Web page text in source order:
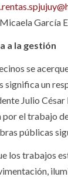
García
a la gestión
se
significa un
Julio César
por el trabajo
públicas
los trabajos